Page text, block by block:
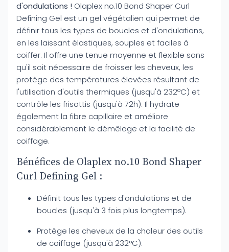
d'ondulations ! Olaplex no.10 Bond Shaper Curl
Defining Gel est un gel végétalien qui permet de
définir tous les types de boucles et d'ondulations,
en les laissant élastiques, souples et faciles à
coiffer. Il offre une tenue moyenne et flexible sans
qu'il soit nécessaire de froisser les cheveux, les
protège des températures élevées résultant de
l'utilisation d'outils thermiques (jusqu'à 232ºC) et
contrôle les frisottis (jusqu'à 72h). Il hydrate
également la fibre capillaire et améliore
considérablement le démêlage et la facilité de
coiffage.
Bénéfices de Olaplex no.10 Bond Shaper
Curl Defining Gel :
Définit tous les types d'ondulations et de
boucles (jusqu'à 3 fois plus longtemps).
Protège les cheveux de la chaleur des outils
de coiffage (jusqu'à 232°C).